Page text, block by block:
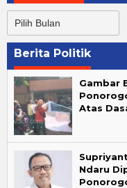
Berita
Berita Politik
Gambar
Atas
Ndaru